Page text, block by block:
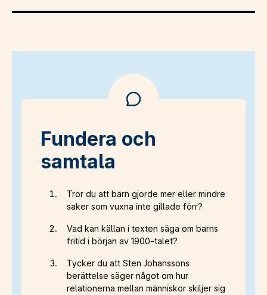
Fundera och
samtala
Tror du att barn gjorde mer eller mindre
saker som vuxna inte gillade förr?
Vad kan källan i texten säga om barns
fritid i början av 1900-talet?
Tycker du att Sten Johanssons
berättelse säger något om hur
relationerna mellan människor skiljer sig